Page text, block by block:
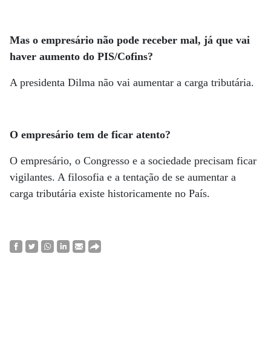
Mas o empresário não pode receber mal, já que vai
haver aumento do PIS/Cofins?
A presidenta Dilma não vai aumentar a carga tributária.
O empresário tem de ficar atento?
O empresário, o Congresso e a sociedade precisam ficar
vigilantes. A filosofia e a tentação de se aumentar a
carga tributária existe historicamente no País.